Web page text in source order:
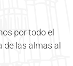
por todo el
de las almas al